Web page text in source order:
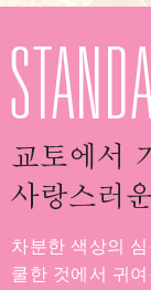
차분한 색상의
쿨한 것에서 귀